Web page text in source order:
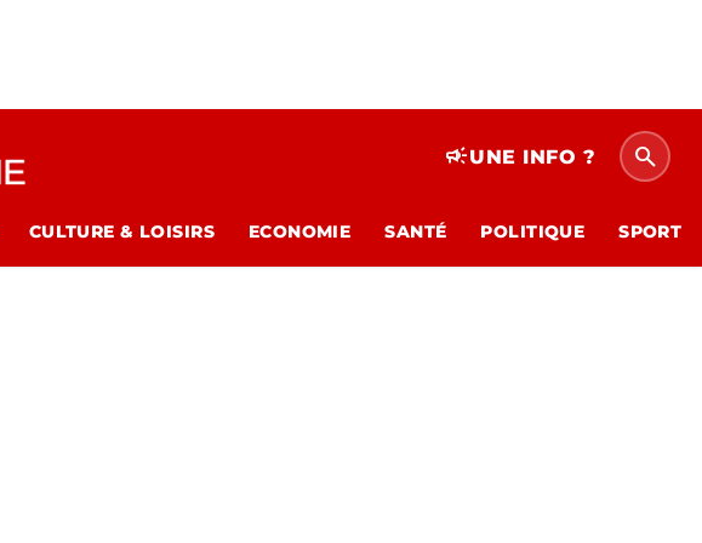
campaignUNE INFO ? search
CULTURE & LOISIRS ECONOMIE SANTÉ POLITIQUE SPORT